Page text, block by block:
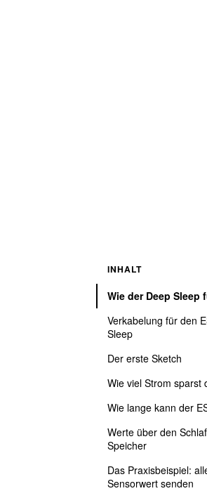
INHALT
Wie der Deep Sleep
Verkabelung für den
Sleep
Der erste Sketch
Wie viel Strom sparst
Wie lange kann der
Werte über den
Speicher
Das Praxisbeispiel:
Sensorwert senden